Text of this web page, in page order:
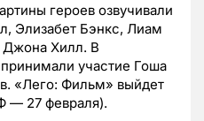
героев озвучивали
Элизабет Бэнкс, Лиам
Хилл. В
участие Гоша
«Лего: Фильм» выйдет
— 27 февраля).